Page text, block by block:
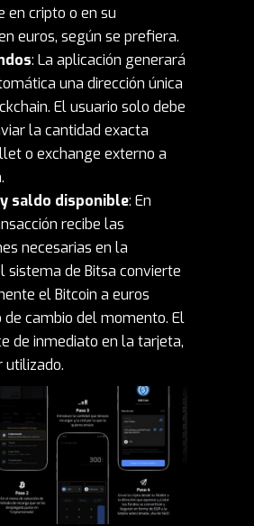
en cripto o en su
euros, según se prefiera.
: La aplicación generará
una dirección única
El usuario solo debe
la cantidad exacta
o exchange externo a
saldo disponible: En
recibe las
necesarias en la
sistema de Bitsa convierte
el Bitcoin a euros
de cambio del momento. El
de inmediato en la tarjeta,
utilizado.